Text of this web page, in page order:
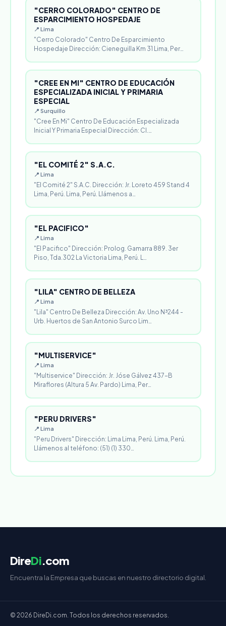
"CERRO COLORADO" CENTRO DE
ESPARCIMIENTO HOSPEDAJE
📍 Lima
"Cerro Colorado" Centro De Esparcimiento
Hospedaje Dirección: Cieneguilla Km 31 Lima, Per…
"CREE EN MI" CENTRO DE EDUCACIÓN
ESPECIALIZADA INICIAL Y PRIMARIA
ESPECIAL
📍 Surquillo
"Cree En Mi" Centro De Educación Especializada
Inicial Y Primaria Especial Dirección: Cl.…
"EL COMITÉ 2" S.A.C.
📍 Lima
"El Comité 2" S.A.C. Dirección: Jr. Loreto 459 Stand 4
Lima, Perú. Lima, Perú. Llámenos a…
"EL PACIFICO"
📍 Lima
"El Pacifico" Dirección: Prolog. Gamarra 889. 3er
Piso, Tda.302 La Victoria Lima, Perú. L…
"LILA" CENTRO DE BELLEZA
📍 Lima
"Lila" Centro De Belleza Dirección: Av. Uno N³244 -
Urb. Huertos de San Antonio Surco Lim…
"MULTISERVICE"
📍 Lima
"Multiservice" Dirección: Jr. Jóse Gálvez 437-B
Miraflores (Altura 5 Av. Pardo) Lima, Per…
"PERU DRIVERS"
📍 Lima
"Peru Drivers" Dirección: Lima Lima, Perú. Lima, Perú.
Llámenos al teléfono: (51) (1) 330…
DireDi.com
Encuentra la Empresa que buscas en nuestro directorio digital.
© 2026 DireDi.com. Todos los derechos reservados.